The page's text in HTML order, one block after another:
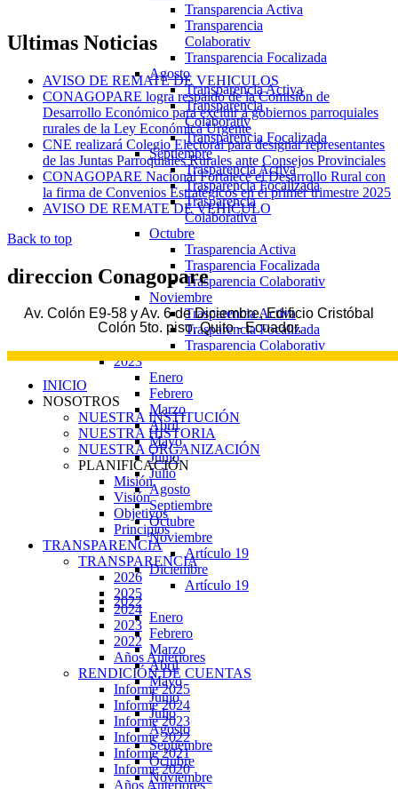
Transparencia Activa
Transparencia
Colaborativ
Transparencia Focalizada
Agosto
Transparencia Activa
Transparencia
Colaborativ
Transparencia Focalizada
Septiembre
Trasparencia Activa
Trasparencia Focalizada
Trasparencia
Colaborativa
Octubre
Trasparencia Activa
Trasparencia Focalizada
Trasparencia Colaborativ
Noviembre
Trasparencia Activa
Trasparencia Focalizada
Trasparencia Colaborativ
2023
Enero
Febrero
Marzo
Abril
Mayo
Junio
Julio
Agosto
Septiembre
Octubre
Noviembre
Artículo 19
Diciembre
Artículo 19
2022
Enero
Febrero
Marzo
Abril
Mayo
Junio
Julio
Agosto
Septiembre
Octubre
Noviembre
Ultimas Noticias
AVISO DE REMATE DE VEHICULOS
CONAGOPARE logra respaldo de la Comisión de
Desarrollo Económico para excluir a gobiernos parroquiales
rurales de la Ley Económica Urgente
CNE realizará Colegio Electoral para designar representantes
de las Juntas Parroquiales Rurales ante Consejos Provinciales
CONAGOPARE Nacional Fortalece el Desarrollo Rural con
la firma de Convenios Estratégicos en el primer trimestre 2025
AVISO DE REMATE DE VEHICULO
Back to top
direccion Conagopare
Av. Colón E9-58 y Av. 6 de Diciembre, Edificio Cristóbal
Colón 5to. piso, Quito - Ecuador.
INICIO
NOSOTROS
NUESTRA INSTITUCIÓN
NUESTRA HISTORIA
NUESTRA ORGANIZACIÓN
PLANIFICACIÓN
Misión
Visión
Objetivos
Principios
TRANSPARENCIA
TRANSPARENCIA
2026
2025
2024
2023
2022
Años Anteriores
RENDICIÓN DE CUENTAS
Informe 2025
Informe 2024
Informe 2023
Informe 2022
Informe 2021
Informe 2020
Años Anteriores